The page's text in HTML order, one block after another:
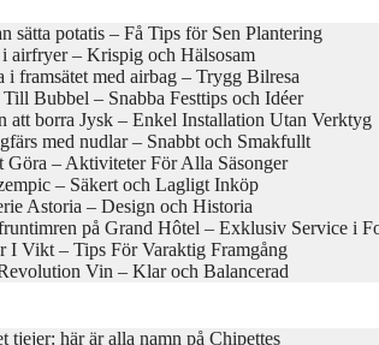
sätta potatis – Få Tips för Sen Plantering
airfryer – Krispig och Hälsosam
i framsätet med airbag – Trygg Bilresa
Bubbel – Snabba Festtips och Idéer
att borra Jysk – Enkel Installation Utan Verktyg
med nudlar – Snabbt och Smakfullt
Göra – Aktiviteter För Alla Säsonger
– Säkert och Lagligt Inköp
Astoria – Design och Historia
på Grand Hôtel – Exklusiv Service i
I Vikt – Tips För Varaktig Framgång
Vin – Klar och Balancerad
tjejer: här är alla namn på Chipettes